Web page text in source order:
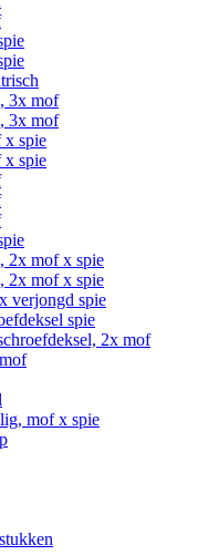
3x mof
3x mof
x spie
x spie
2x mof x spie
2x mof x spie
verjongd spie
spie
2x mof
mof x spie